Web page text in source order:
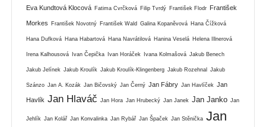
Eva Kundtová Klocová Fatima Cvrčková Filip Tvrdý František Flodr František
Morkes František Novotný František Wald Galina Kopaněvová Hana Čížková
Hana Dufková Hana Habartová Hana Navrátilová Hanina Veselá Helena Illnerová
Irena Kalhousová Ivan Čepička Ivan Horáček Ivana Kolmašová Jakub Benech
Jakub Jelínek Jakub Kroulík Jakub Kroulík-Klingenberg Jakub Rozehnal Jakub
Szánzo Jan A. Kozák Jan Bičovský Jan Černý Jan Fábry Jan Havlíček Jan
Havlík Jan Hlaváč Jan Hora Jan Hrubecký Jan Janek Jan Janko Jan
Jehlík Jan Kolář Jan Konvalinka Jan Rybář Jan Špaček Jan Stěnička Jan